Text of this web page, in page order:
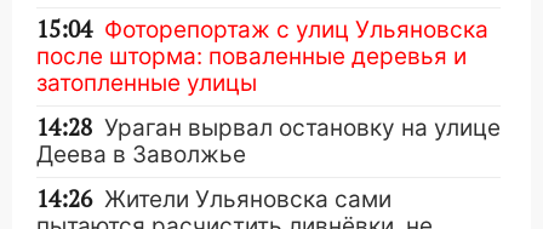
15:04 Фоторепортаж с улиц Ульяновска
после шторма: поваленные деревья и
затопленные улицы
14:28 Ураган вырвал остановку на улице
Деева в Заволжье
14:26 Жители Ульяновска сами